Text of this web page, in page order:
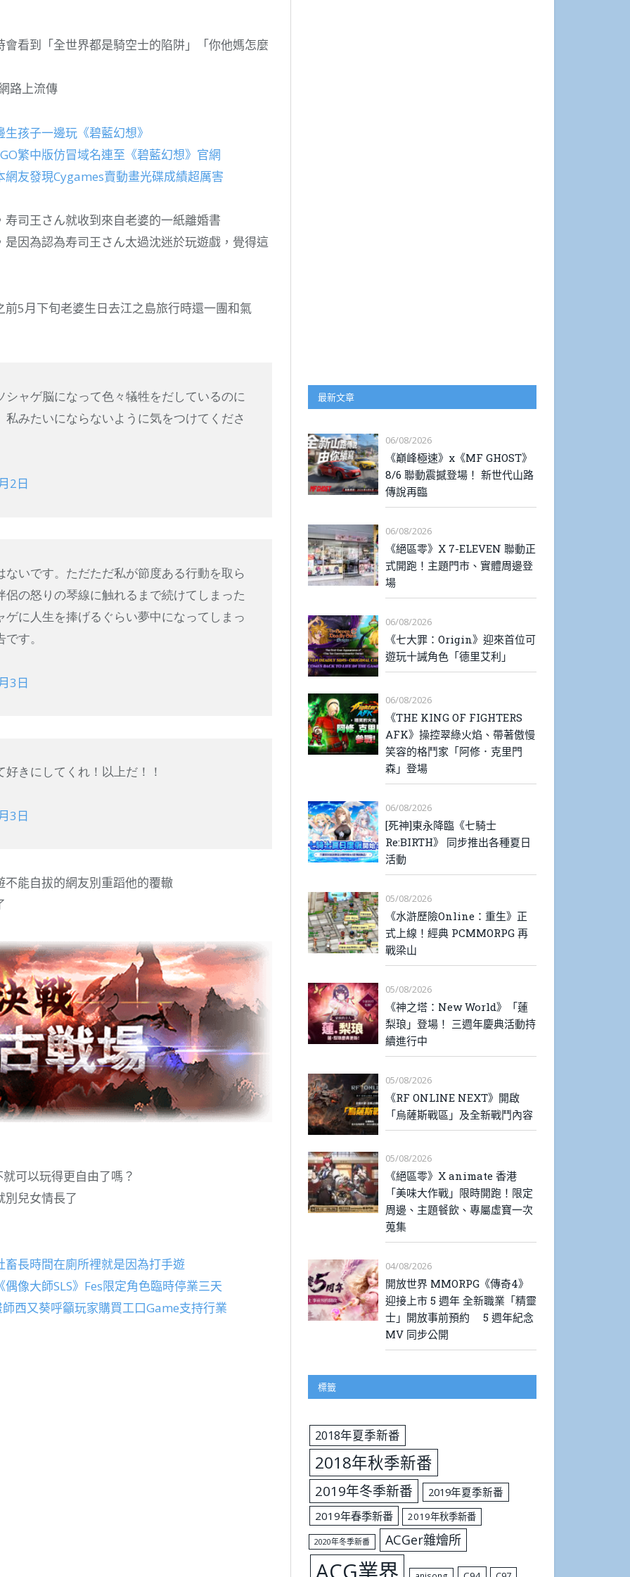
看到「全世界都是騎空士的陷阱」「你他媽怎麼
路上流傳
孩子一邊玩《碧藍幻想》
繁中版仿冒域名連至《碧藍幻想》官網
友發現Cygames賣動畫光碟成績超厲害
司王さん就收到來自老婆的一紙離婚書
因為認為寿司王さん太過沈迷於玩遊戲，覺得這
5月下旬老婆生日去江之島旅行時還一團和氣
ャゲ脳になって色々犠牲をだしているのに
みたいにならないように気をつけてくださ
2日
いです。ただただ私が節度ある行動を取ら
の怒りの琴線に触れるまで続けてしまった
に人生を捧げるぐらい夢中になってしまっ
す。
3日
きにしてくれ！以上だ！！
3日
能自拔的網友別重蹈他的覆轍
可以玩得更自由了嗎？
別兒女情長了
長時間在廁所裡就是因為打手遊
像大師SLS》Fes限定角色臨時停業三天
西又葵呼籲玩家購買工口Game支持行業
最新文章
06/08/2026
《巔峰極速》x《MF GHOST》
8/6 聯動震撼登場！ 新世代山路
傳說再臨
06/08/2026
《絕區零》X 7-ELEVEN 聯動正
式開跑！主題門市、實體周邊登
場
06/08/2026
《七大罪：Origin》迎來首位可
遊玩十誡角色「德里艾利」
06/08/2026
《THE KING OF FIGHTERS
AFK》操控翠綠火焰、帶著傲慢
笑容的格鬥家「阿修．克里門
森」登場
06/08/2026
[死神]東永降臨《七騎士
Re:BIRTH》 同步推出各種夏日
活動
05/08/2026
《水滸歷險Online：重生》正
式上線！經典 PCMMORPG 再
戰梁山
05/08/2026
《神之塔：New World》「蓮
梨琅」登場！ 三週年慶典活動持
續進行中
05/08/2026
《RF ONLINE NEXT》開啟
「烏薩斯戰區」及全新戰鬥內容
05/08/2026
《絕區零》X animate 香港
「美味大作戰」限時開跑！限定
周邊、主題餐飲、專屬虛寶一次
蒐集
04/08/2026
開放世界 MMORPG《傳奇4》
迎接上市 5 週年 全新職業「精靈
士」開放事前預約 5 週年紀念
MV 同步公開
標籤
2018年夏季新番
2018年秋季新番
2019年冬季新番
2019年夏季新番
2019年春季新番
2019年秋季新番
2020年冬季新番 ACGer雜燴所